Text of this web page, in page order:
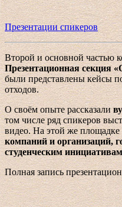
Презентации спикеров
Второй и основной частью
Презентационная секция
были представлены кейсы
отходов.
О своём опыте рассказали
том числе ряд спикеров
видео. На этой же
компаний и организаций,
студенческим
Полная запись